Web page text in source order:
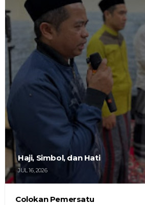
Haji, Simbol, dan Hati
JUL 16, 2026
Colokan Pemersatu